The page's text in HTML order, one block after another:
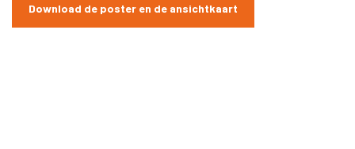
Download de poster en de ansichtkaart